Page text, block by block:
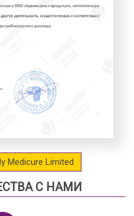
Medicure Limited
С НАМИ